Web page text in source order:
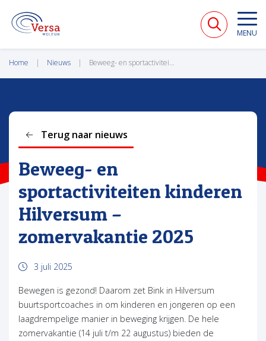
VERSA WELZIJN MENU
Home Nieuws Beweeg- en sportactiviteiten kinderen Hilversum – zomervakantie 2025
Terug naar nieuws
Beweeg- en
sportactiviteiten kinderen
Hilversum –
zomervakantie 2025
3 juli 2025
Bewegen is gezond! Daarom zet Bink in Hilversum
buurtsportcoaches in om kinderen en jongeren op een
laagdrempelige manier in beweging krijgen. De hele
zomervakantie (14 juli t/m 22 augustus) bieden de